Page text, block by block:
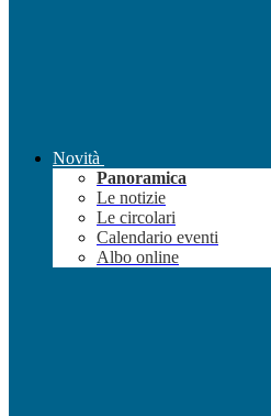
Novità
Panoramica
Le notizie
Le circolari
Calendario eventi
Albo online